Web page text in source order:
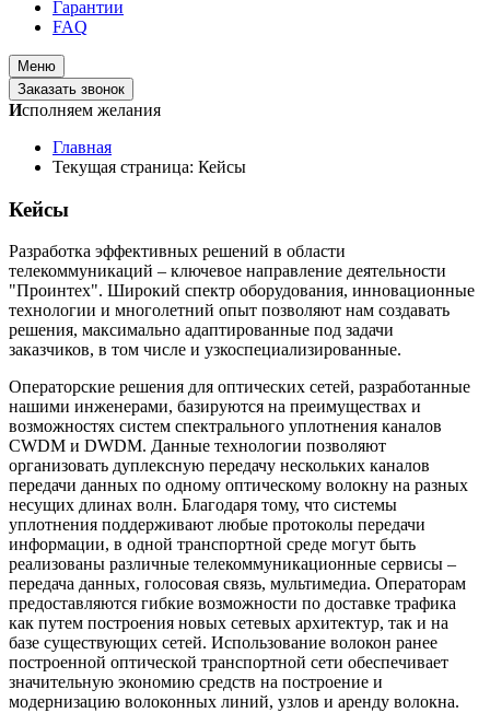
Гарантии
FAQ
Меню
Заказать звонок
Исполняем желания
Главная
Текущая страница: Кейсы
Кейсы
Разработка эффективных решений в области
телекоммуникаций – ключевое направление деятельности
"Проинтех". Широкий спектр оборудования, инновационные
технологии и многолетний опыт позволяют нам создавать
решения, максимально адаптированные под задачи
заказчиков, в том числе и узкоспециализированные.
Операторские решения для оптических сетей, разработанные
нашими инженерами, базируются на преимуществах и
возможностях систем спектрального уплотнения каналов
CWDM и DWDM. Данные технологии позволяют
организовать дуплексную передачу нескольких каналов
передачи данных по одному оптическому волокну на разных
несущих длинах волн. Благодаря тому, что системы
уплотнения поддерживают любые протоколы передачи
информации, в одной транспортной среде могут быть
реализованы различные телекоммуникационные сервисы –
передача данных, голосовая связь, мультимедиа. Операторам
предоставляются гибкие возможности по доставке трафика
как путем построения новых сетевых архитектур, так и на
базе существующих сетей. Использование волокон ранее
построенной оптической транспортной сети обеспечивает
значительную экономию средств на построение и
модернизацию волоконных линий, узлов и аренду волокна.